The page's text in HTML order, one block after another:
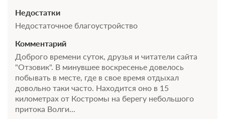
Недостатки
Недостаточное благоустройство
Комментарий
Доброго времени суток, друзья и читатели сайта
"Отзовик". В минувшее воскресенье довелось
побывать в месте, где в свое время отдыхал
довольно таки часто. Находится оно в 15
километрах от Костромы на берегу небольшого
притока Волги...